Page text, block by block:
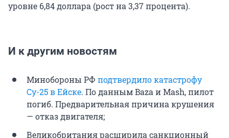
уровне 6,84 доллара (рост на 3,37 процента).
И к другим новостям
Минобороны РФ подтвердило катастрофу
Су-25 в Ейске. По данным Baza и Mash, пилот
погиб. Предварительная причина крушения
— отказ двигателя;
Великобритания расширила санкционный